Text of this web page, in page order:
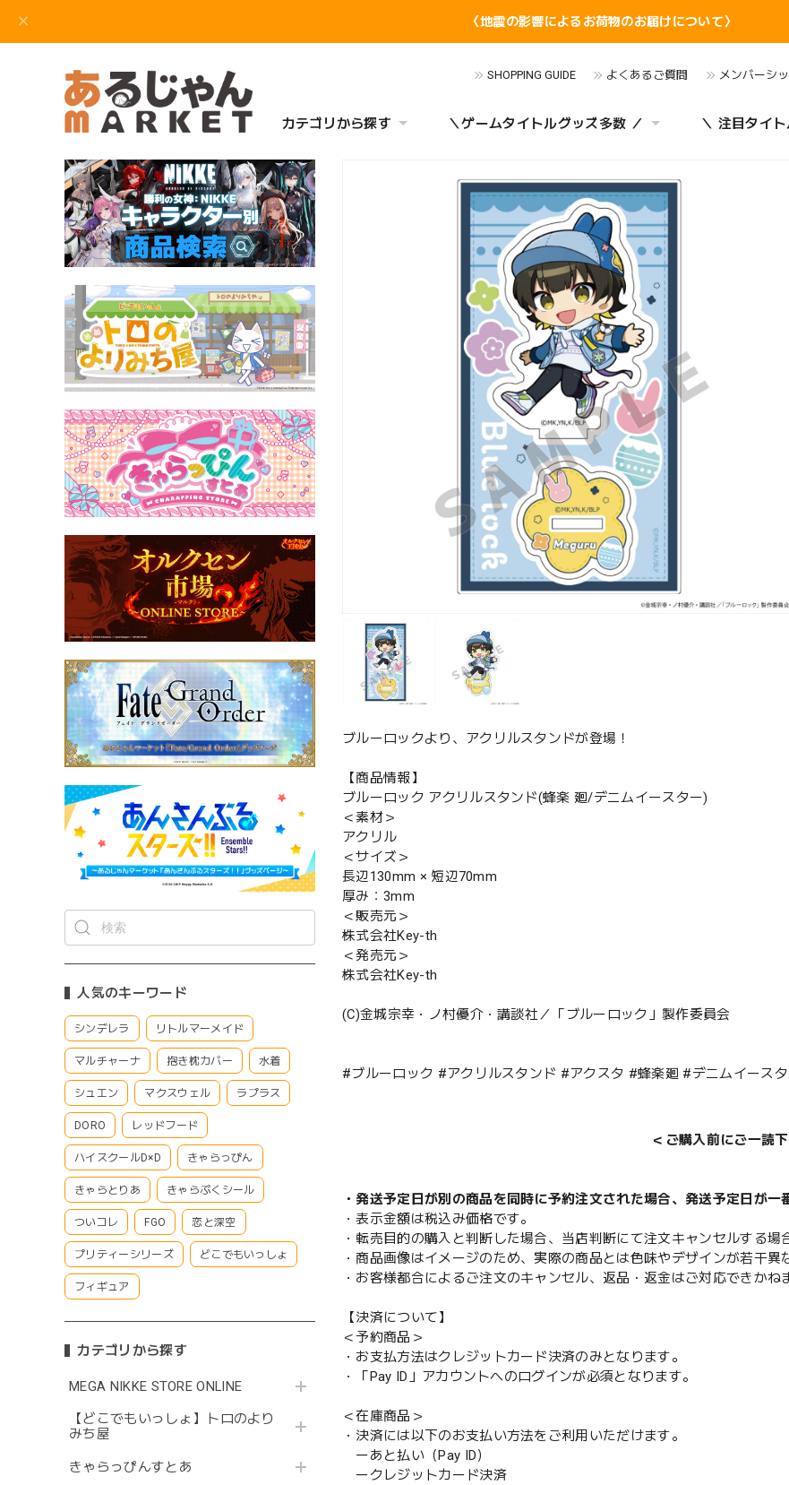
〈地震の影響によるお荷物のお届けについて〉
SHOPPING GUIDE よくあるご質問 メンバーシ
カテゴリから探す ＼ゲームタイトルグッズ多数 ／ ＼ 注目タイト
人気のキーワード
シンデレラ リトルマーメイド
マルチャーナ 抱き枕カバー 水着
シュエン マクスウェル ラプラス
DORO レッドフード
ハイスクールD×D きゃらっぴん
きゃらとりあ きゃらぷくシール
ついコレ FGO 恋と深空
プリティーシリーズ どこでもいっしょ
フィギュア
カテゴリから探す
MEGA NIKKE STORE ONLINE
【どこでもいっしょ】トロのより
みち屋
きゃらっぴんすとあ
ブルーロックより、アクリルスタンドが登場！
【商品情報】
ブルーロック アクリルスタンド(蜂楽 廻/デニムイースター)
＜素材＞
アクリル
＜サイズ＞
長辺130mm × 短辺70mm
厚み：3mm
＜販売元＞
株式会社Key-th
＜発売元＞
株式会社Key-th
(C)金城宗幸・ノ村優介・講談社／「ブルーロック」製作委員会
#ブルーロック #アクリルスタンド #アクスタ #蜂楽廻 #デニムイース
＜ご購入前にご一読
・発送予定日が別の商品を同時に予約注文された場合、発送予定日が一
・表示金額は税込み価格です。
・転売目的の購入と判断した場合、当店判断にて注文キャンセルする場
・商品画像はイメージのため、実際の商品とは色味やデザインが若干異
・お客様都合によるご注文のキャンセル、返品・返金はご対応できかね
【決済について】
＜予約商品＞
・お支払方法はクレジットカード決済のみとなります。
・「Pay ID」アカウントへのログインが必須となります。
＜在庫商品＞
・決済には以下のお支払い方法をご利用いただけます。
ーあと払い（Pay ID）
ークレジットカード決済